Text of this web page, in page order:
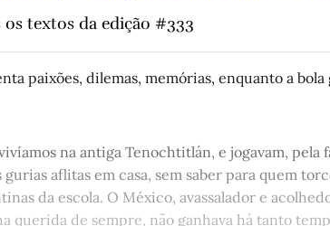
textos da edição #333
, por Antônio Vicente Martins
eu vivi, por Júnior Maicá
embaixador argentino chorou a morte de Pelé
das velhas Missões, por Artur Barcelos
– Capítulo XIV, por Arthur de Faria
por Paulo Damin
paixões, dilemas, memórias, enquanto a bola
na antiga Tenochtitlán, e jogavam, pela
gurias aflitas em casa, sem saber para quem
da escola. O México, avassalador e
querida de sempre, não ganhava há tanto